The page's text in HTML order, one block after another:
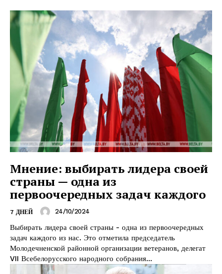
Мнение: выбирать лидера своей
страны — одна из
первоочередных задач каждого
7 ДНЕЙ 24/10/2024
Выбирать лидера своей страны - одна из первоочередных
задач каждого из нас. Это отметила председатель
Молодечненской районной организации ветеранов, делегат
VII Всебелорусского народного собрания...